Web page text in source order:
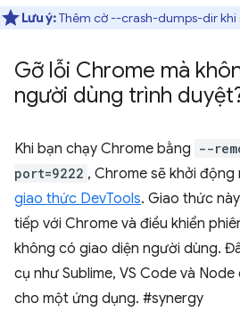
Lưu ý:Thêm cờ --crash-dumps-dir khi
Gỡ lỗi Chrome mà
người dùng trình
Khi bạn chạy Chrome bằng --
port=9222 , Chrome sẽ khởi
giao thức DevTools. Giao thức
tiếp với Chrome và điều khiển
không có giao diện người dùng.
cụ như Sublime, VS Code và
cho một ứng dụng. #synergy